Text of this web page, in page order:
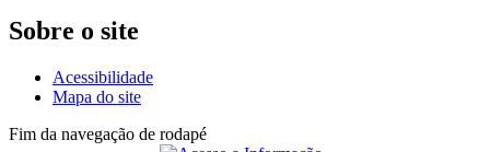
Sobre o site
Acessibilidade
Mapa do site
Fim da navegação de rodapé